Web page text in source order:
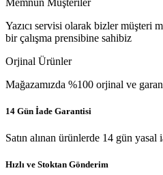
Yazıcı servisi olarak bizler müşteri
bir çalışma prensibine sahibiz
Orjinal Ürünler
Mağazamızda %100 orjinal ve
14 Gün İade Garantisi
Satın alınan ürünlerde 14 gün yasal
Hızlı ve Stoktan Gönderim